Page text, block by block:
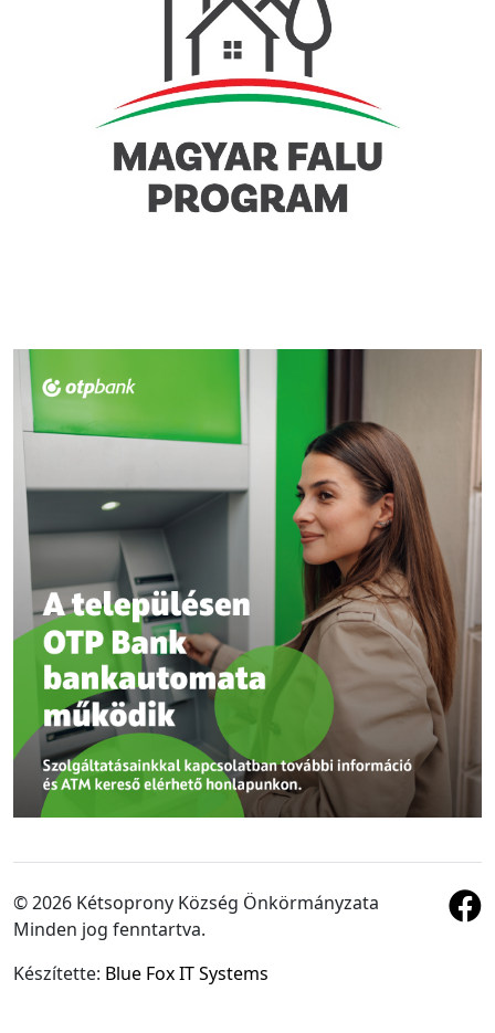
© 2026 Kétsoprony Község Önkörmányzata
Minden jog fenntartva.
Készítette: Blue Fox IT Systems